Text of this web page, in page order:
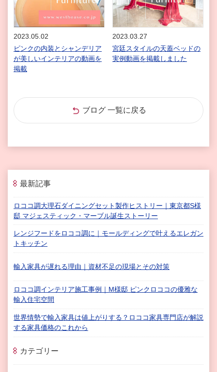
2023.05.02
ピンクの内装とシャンデリア
が美しいインテリアの動画を
掲載
2023.03.27
宮廷スタイルの天蓋ベッドの
実例動画を掲載しました
ブログ 一覧に戻る
最新記事
ロココ調大理石ダイニングセット製作ヒストリー｜東京都S様
邸 マジェスティック・マーブル誕生ストーリー
レンジフードをロココ調に｜モールディングで叶えるエレガン
トキッチン
輸入家具が遅れる理由｜資材不足の現場とその対策
ロココ調インテリア施工事例｜M様邸 ピンクロココの優雅な
輸入住宅空間
世界情勢で輸入家具は値上がりする？ロココ家具専門店が解説
する家具価格のこれから
カテゴリー